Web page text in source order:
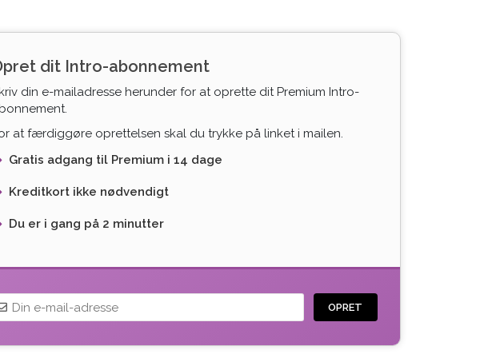
dit Intro-abonnement
din e-mailadresse herunder for at oprette dit Premium Intro-
at færdiggøre oprettelsen skal du trykke på linket i mailen.
Gratis adgang til Premium i 14 dage
Kreditkort ikke nødvendigt
Du er i gang på 2 minutter
OPRET